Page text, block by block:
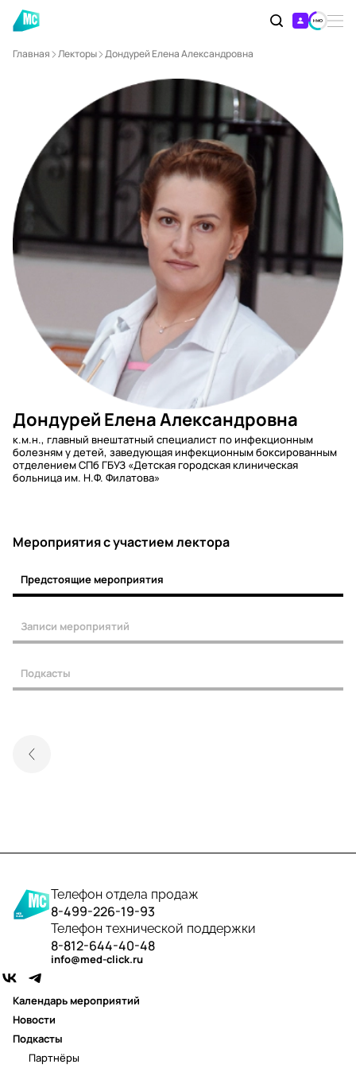
Главная Лекторы Дондурей Елена Александровна
Дондурей Елена Александровна
к.м.н., главный внештатный специалист по инфекционным
болезням у детей, заведующая инфекционным боксированным
отделением СПб ГБУЗ «Детская городская клиническая
больница им. Н.Ф. Филатова»
Мероприятия c участием лектора
Предстоящие мероприятия
Записи мероприятий
Подкасты
Телефон отдела продаж
8-499-226-19-93
Телефон технической поддержки
8-812-644-40-48
info@med-click.ru
Календарь мероприятий
Новости
Подкасты
Партнёры